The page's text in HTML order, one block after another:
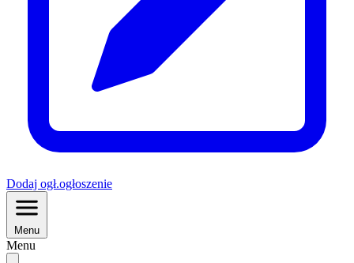
Dodaj ogł.ogłoszenie
Menu
Menu